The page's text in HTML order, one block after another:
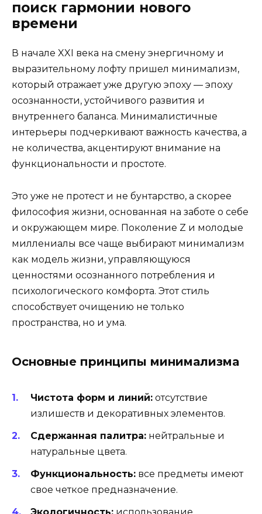
поиск гармонии нового
времени
В начале XXI века на смену энергичному и
выразительному лофту пришел минимализм,
который отражает уже другую эпоху — эпоху
осознанности, устойчивого развития и
внутреннего баланса. Минималистичные
интерьеры подчеркивают важность качества, а
не количества, акцентируют внимание на
функциональности и простоте.
Это уже не протест и не бунтарство, а скорее
философия жизни, основанная на заботе о себе
и окружающем мире. Поколение Z и молодые
миллениалы все чаще выбирают минимализм
как модель жизни, управляющуюся
ценностями осознанного потребления и
психологического комфорта. Этот стиль
способствует очищению не только
пространства, но и ума.
Основные принципы минимализма
Чистота форм и линий: отсутствие
излишеств и декоративных элементов.
Сдержанная палитра: нейтральные и
натуральные цвета.
Функциональность: все предметы имеют
свое четкое предназначение.